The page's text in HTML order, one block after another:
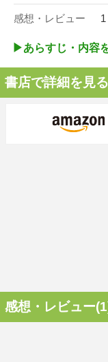
感想・レビュー 1
▶︎あらすじ・内容
書店で詳細を見る
感想・レビュー